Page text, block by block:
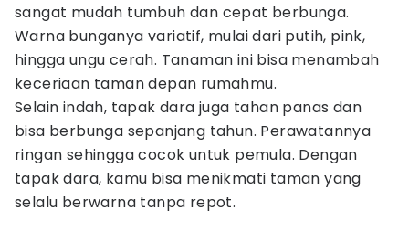
sangat mudah tumbuh dan cepat berbunga.
Warna bunganya variatif, mulai dari putih, pink,
hingga ungu cerah. Tanaman ini bisa menambah
keceriaan taman depan rumahmu.
Selain indah, tapak dara juga tahan panas dan
bisa berbunga sepanjang tahun. Perawatannya
ringan sehingga cocok untuk pemula. Dengan
tapak dara, kamu bisa menikmati taman yang
selalu berwarna tanpa repot.